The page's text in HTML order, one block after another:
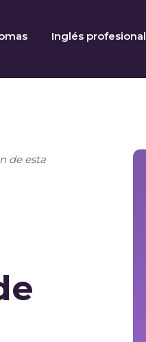
Inglés profesional
de esta